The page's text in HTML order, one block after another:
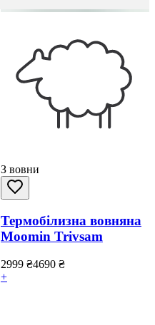
З вовни
Термобілизна вовняна
Moomin Trivsam
2999 ₴4690 ₴
+